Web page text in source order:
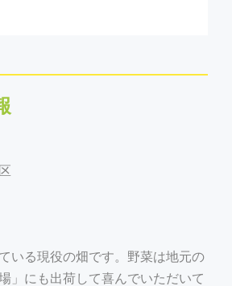
いる現役の畑です。野菜は地元の
」にも出荷して喜んでいただいて